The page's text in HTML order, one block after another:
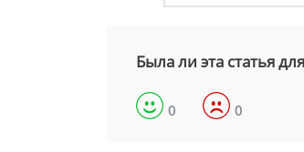
Была ли эта статья
0 0